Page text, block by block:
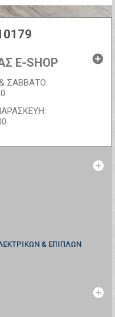
E-SHOP
ΣΑΒΒΑΤΟ:
& ΕΠΙΠΛΩΝ